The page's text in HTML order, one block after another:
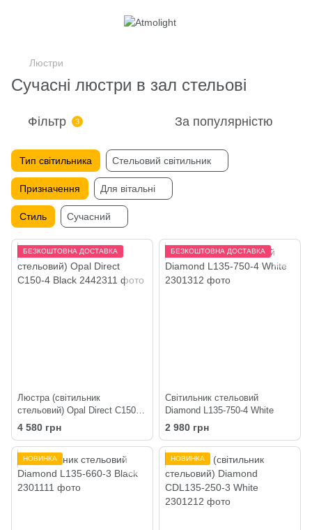
Люстри
Сучасні люстри в зал стельові
Фільтр 3 За популярністю
Тип світильника Стельовий світильник
Призначення Для вітальні
Стиль Сучасний
БЕЗКОШТОВНА ДОСТАВКА
Люстра (світильник
стельовий) Opal Direct C150-4
Black
4 580 грн
БЕЗКОШТОВНА ДОСТАВКА
Світильник стельовий
Diamond L135-750-4 White
2 980 грн
НОВИНКА НОВИНКА